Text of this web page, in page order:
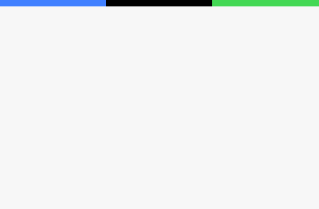
Facebook X WhatsApp